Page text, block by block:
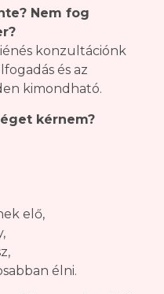
Nem fog
konzultációnk
és az
kimondható.
kérnem?
elő,
élni.